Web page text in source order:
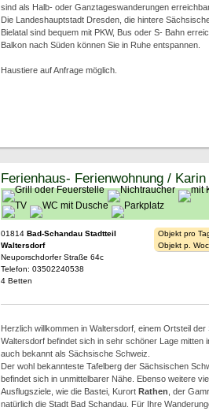
sind als Halb- oder Ganztageswanderungen
Die Landeshauptstadt Dresden, die hintere
Bielatal sind bequem mit PKW, Bus oder S- Bahn
Balkon nach Süden können Sie in Ruhe entspannen.
Haustiere auf Anfrage möglich.
Ferienhaus- Ferienwohnung / Karin
01814 Bad-Schandau Stadtteil
Waltersdorf
Neuporschdorfer Straße 64c
Telefon: 03502240538
4 Betten
Objekt pro
Objekt p.
Herzlich willkommen in Waltersdorf, einem Ortsteil der
Waltersdorf befindet sich in sehr schöner Lage mitten
auch bekannt als Sächsische Schweiz.
Der wohl bekannteste Tafelberg der Sächsischen
befindet sich in unmittelbarer Nähe. Ebenso weitere
Ausflugsziele, wie die Bastei, Kurort Rathen , der
natürlich die Stadt Bad Schandau. Für Ihre